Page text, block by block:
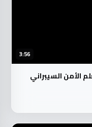
3:56
الأمن السيبراني